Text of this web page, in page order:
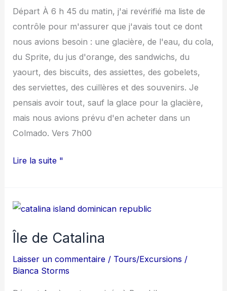
Départ À 6 h 45 du matin, j'ai revérifié ma liste de
contrôle pour m'assurer que j'avais tout ce dont
nous avions besoin : une glacière, de l'eau, du cola,
du Sprite, du jus d'orange, des sandwichs, du
yaourt, des biscuits, des assiettes, des gobelets,
des serviettes, des cuillères et des souvenirs. Je
pensais avoir tout, sauf la glace pour la glacière,
mais nous avions prévu d'en acheter dans un
Colmado. Vers 7h00
coco
à
Luperon
Lire la suite "
Île de Catalina
Laisser un commentaire / Tours/Excursions /
Bianca Storms
Île
Catalina